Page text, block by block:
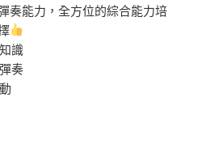
奏能力，全方位的綜合能力培
識
奏